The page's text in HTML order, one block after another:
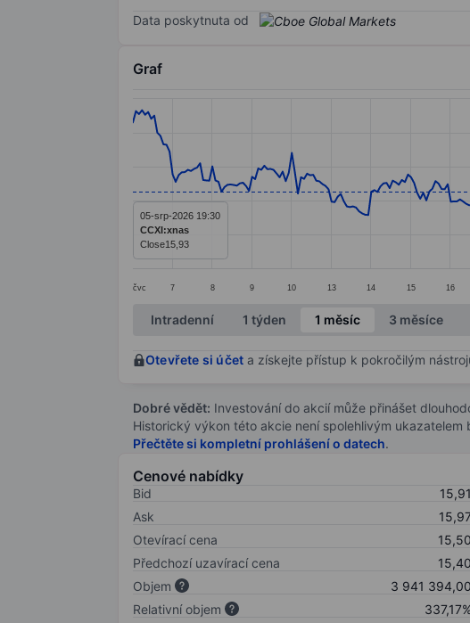
Data poskytnuta od
Graf
Line chart with 298 data points.
The chart has 1 X axis displaying categories.
The chart has 1 Y axis displaying values. Data
čvc 7 8 9 10 13 14 15 16
05-srp-2026 19:30
CCXI:xnas
Close15,93
End of interactive chart.
Intradenní 1 týden 1 měsíc 3 měsíce
Otevřete si účet a získejte přístup k pokročilým
Dobré vědět: Investování do akcií může přinášet
Historický výkon této akcie není spolehlivým
Přečtěte si kompletní prohlášení o datech.
Cenové nabídky
Bid 15,91
Ask
Otevírací cena
15,50
Předchozí uzavírací cena
15,40
Objem
3 941 394,00
Relativní objem